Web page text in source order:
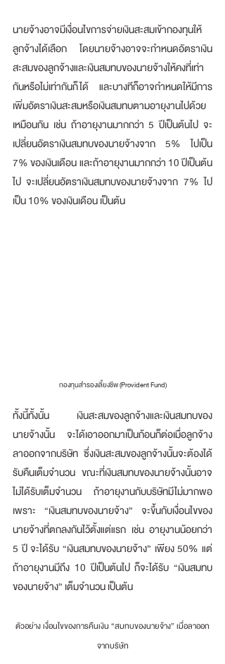
นายจ้างอาจมีเงื่อนไขการจ่ายเงินสะสมเข้ากองทุนให้
ลูกจ้างได้เลือก โดยนายจ้างอาจจะกำหนดอัตราเงิน
สะสมของลูกจ้างและเงินสมทบของนายจ้างให้คงที่เท่า
กันหรือไม่เท่ากันก็ได้ และบางทีก็อาจกำหนดให้มีการ
เพิ่มอัตราเงินสะสมหรือเงินสมทบตามอายุงานไปด้วย
เหมือนกัน เช่น ถ้าอายุงานมากกว่า 5 ปีเป็นต้นไป จะ
เปลี่ยนอัตราเงินสมทบของนายจ้างจาก 5% ไปเป็น
7% ของเงินเดือน และถ้าอายุงานมากกว่า 10 ปีเป็นต้น
ไป จะเปลี่ยนอัตราเงินสมทบของนายจ้างจาก 7% ไป
เป็น 10% ของเงินเดือน เป็นต้น
กองทุนสำรองเลี้ยงชีพ (Provident Fund)
ทั้งนี้ทั้งนั้น เงินสะสมของลูกจ้างและเงินสมทบของ
นายจ้างนั้น จะได้เอาออกมาเป็นก้อนก็ต่อเมื่อลูกจ้าง
ลาออกจากบริษัท ซึ่งเงินสะสมของลูกจ้างนั้นจะต้องได้
รับคืนเต็มจำนวน ขณะที่เงินสมทบของนายจ้างนั้นอาจ
ไม่ได้รับเต็มจำนวน ถ้าอายุงานกับบริษัทมีไม่มากพอ
เพราะ “เงินสมทบของนายจ้าง” จะขึ้นกับเงื่อนไขของ
นายจ้างที่ตกลงกันไว้ตั้งแต่แรก เช่น อายุงานน้อยกว่า
5 ปี จะได้รับ “เงินสมทบของนายจ้าง” เพียง 50% แต่
ถ้าอายุงานมีถึง 10 ปีเป็นต้นไป ก็จะได้รับ “เงินสมทบ
ของนายจ้าง” เต็มจำนวน เป็นต้น
ตัวอย่าง เงื่อนไขของการคืนเงิน “สมทบของนายจ้าง” เมื่อลาออก
จากบริษัท